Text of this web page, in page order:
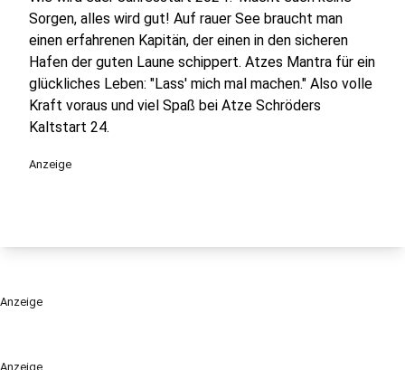
Anzeige
Sorgen, alles wird gut! Auf rauer See braucht man
einen erfahrenen Kapitän, der einen in den sicheren
Hafen der guten Laune schippert. Atzes Mantra für ein
glückliches Leben: "Lass' mich mal machen." Also volle
Kraft voraus und viel Spaß bei Atze Schröders
Kaltstart 24.
Anzeige
Anzeige